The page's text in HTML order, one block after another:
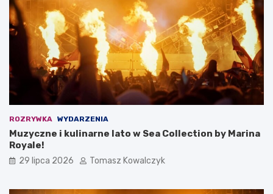
ROZRYWKA WYDARZENIA
Muzyczne i kulinarne lato w Sea Collection by Marina
Royale!
29 lipca 2026 Tomasz Kowalczyk